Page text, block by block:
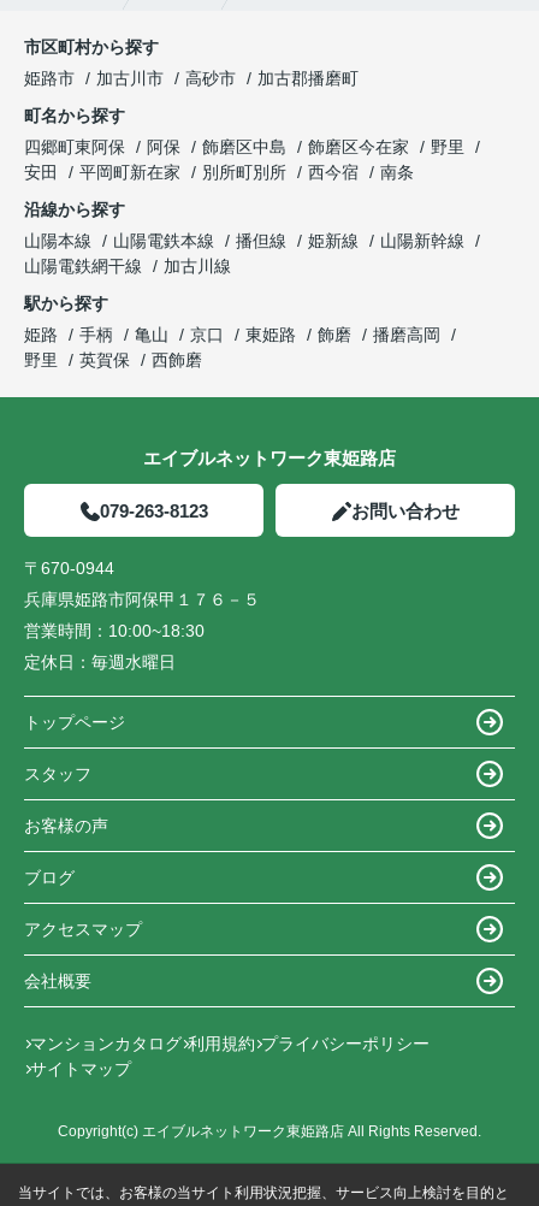
市区町村から探す
姫路市
加古川市 高砂市
加古郡播磨町
町名から探す
四郷町東阿保
阿保 飾磨区中島 飾磨区今在家
野里
安田
平岡町新在家 別所町別所 西今宿
南条
沿線から探す
山陽本線
山陽電鉄本線 播但線 姫新線
山陽新幹線
山陽電鉄網干線
加古川線
駅から探す
姫路
手柄 亀山 京口 東姫路 飾磨
播磨高岡
野里
英賀保 西飾磨
エイブルネットワーク東姫路店
079-263-8123 お問い合わせ
〒670-0944
兵庫県姫路市阿保甲１７６－５
営業時間： 10:00~18:30
定休日： 毎週水曜日
トップページ
スタッフ
お客様の声
ブログ
アクセスマップ
会社概要
マンションカタログ 利用規約 プライバシーポリシー
サイトマップ
Copyright(c) エイブルネットワーク東姫路店 All Rights Reserved.
当サイトでは、お客様の当サイト利用状況把握、サービス向上検討を目的と